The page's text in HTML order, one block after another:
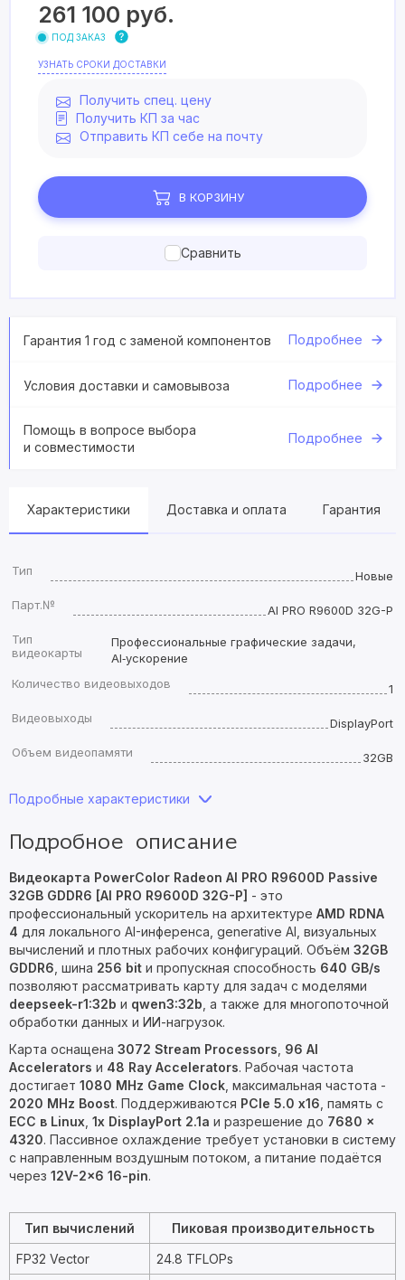
261 100 руб.
ПОД ЗАКАЗ
УЗНАТЬ СРОКИ ДОСТАВКИ
Получить спец. цену
Получить КП за час
Отправить КП себе на почту
В КОРЗИНУ
Сравнить
Гарантия 1 год с заменой компонентов Подробнее
Условия доставки и самовывоза Подробнее
Помощь в вопросе выбора
и совместимости
Подробнее
Характеристики Доставка и оплата Гарантия
Тип
Новые
Парт.№
AI PRO R9600D 32G-P
Тип
видеокарты
Профессиональные графические задачи,
AI‑ускорение
Количество видеовыходов
1
Видеовыходы
DisplayPort
Объем видеопамяти
32GB
Подробные характеристики
Подробное описание
Видеокарта PowerColor Radeon AI PRO R9600D Passive
32GB GDDR6 [AI PRO R9600D 32G-P] - это
профессиональный ускоритель на архитектуре AMD RDNA
4 для локального AI-инференса, generative AI, визуальных
вычислений и плотных рабочих конфигураций. Объём 32GB
GDDR6 , шина 256 bit и пропускная способность 640 GB/s
позволяют рассматривать карту для задач с моделями
deepseek-r1:32b и qwen3:32b , а также для многопоточной
обработки данных и ИИ-нагрузок.
Карта оснащена 3072 Stream Processors 96 AI
Accelerators и 48 Ray Accelerators. Рабочая частота
достигает 1080 MHz Game Clock , максимальная частота -
2020 MHz Boost. Поддерживаются PCIe 5.0 x16 , память с
ECC в Linux 1x DisplayPort 2.1a и разрешение до 7680 ×
4320. Пассивное охлаждение требует установки в систему
с направленным воздушным потоком, а питание подаётся
через 12V-2x6 16-pin.
Тип вычислений
Пиковая производительность
FP32 Vector
24.8 TFLOPs